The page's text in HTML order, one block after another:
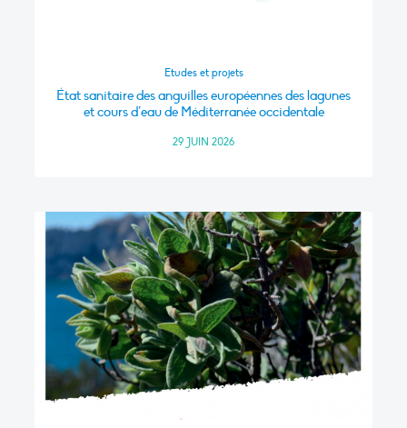
Etudes et projets
État sanitaire des anguilles européennes des lagunes
et cours d’eau de Méditerranée occidentale
29 JUIN 2026